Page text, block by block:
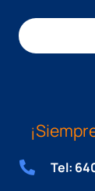
Tel: